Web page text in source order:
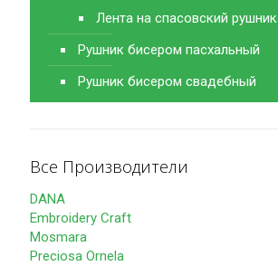
Лента на спасовский рушник
Рушник бисером пасхальный
Рушник бисером свадебный
Все Производители
DANA
Embroidery Craft
Mosmara
Preciosa Ornela